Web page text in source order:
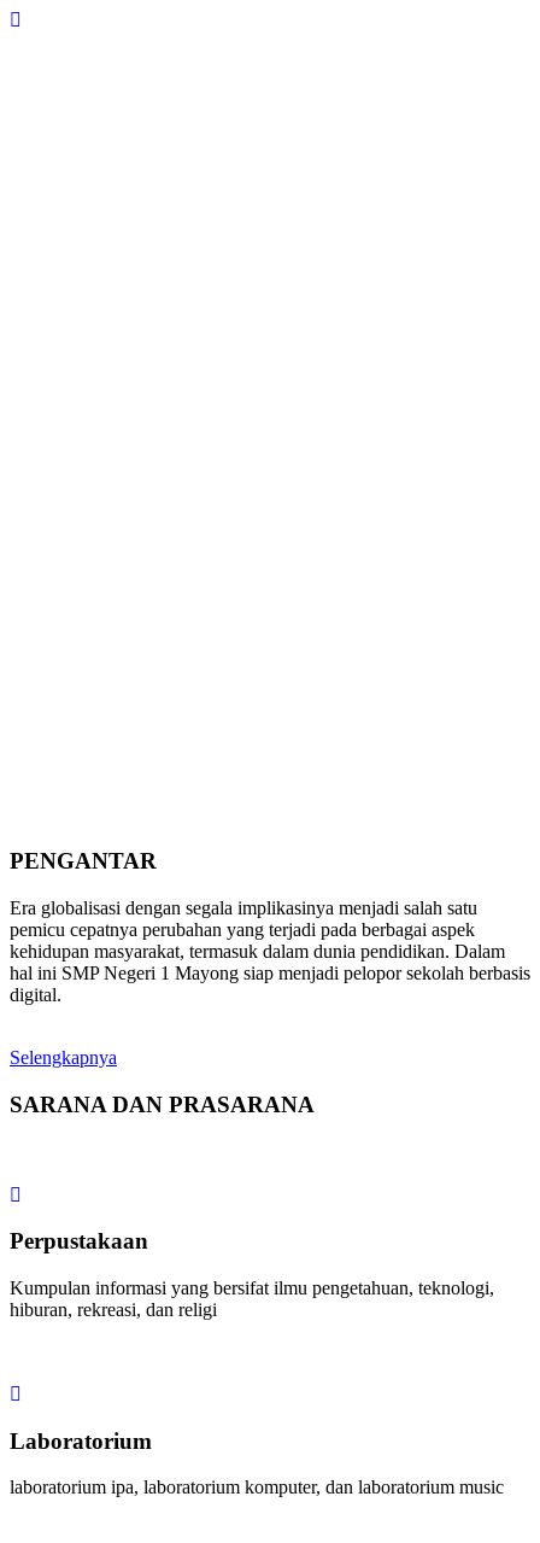
PENGANTAR
Era globalisasi dengan segala implikasinya menjadi salah satu
pemicu cepatnya perubahan yang terjadi pada berbagai aspek
kehidupan masyarakat, termasuk dalam dunia pendidikan. Dalam
hal ini SMP Negeri 1 Mayong siap menjadi pelopor sekolah berbasis
digital.
Selengkapnya
SARANA DAN PRASARANA
Perpustakaan
Kumpulan informasi yang bersifat ilmu pengetahuan, teknologi,
hiburan, rekreasi, dan religi
Laboratorium
laboratorium ipa, laboratorium komputer, dan laboratorium music
Year
Month
Year
Month